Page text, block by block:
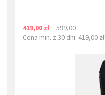
419,00 zł
599,00
Cena min. z 30 dni: 419,00 zł